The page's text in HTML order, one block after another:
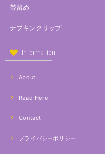
帯留め
ナプキンクリップ
Information
About
Read Here
Contact
プライバシーポリシー